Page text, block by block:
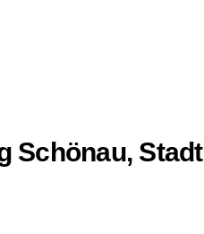
Schönau, Stadt